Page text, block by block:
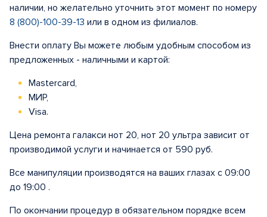
наличии, но желательно уточнить этот момент по номеру
8 (800)-100-39-13 или в одном из филиалов.
Внести оплату Вы можете любым удобным способом из
предложенных - наличными и картой:
Mastercard,
МИР,
Visa.
Цена ремонта галакси нот 20, нот 20 ультра зависит от
производимой услуги и начинается от 590 руб.
Все манипуляции производятся на ваших глазах с 09:00
до 19:00 .
По окончании процедур в обязательном порядке всем